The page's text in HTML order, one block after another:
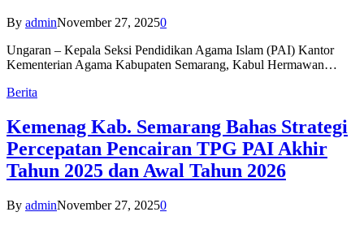
By adminNovember 27, 20250
Ungaran – Kepala Seksi Pendidikan Agama Islam (PAI) Kantor
Kementerian Agama Kabupaten Semarang, Kabul Hermawan…
Berita
Kemenag Kab. Semarang Bahas Strategi
Percepatan Pencairan TPG PAI Akhir
Tahun 2025 dan Awal Tahun 2026
By adminNovember 27, 20250